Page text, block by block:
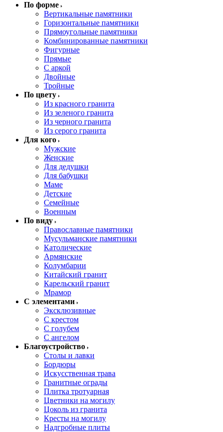
По форме
Вертикальные памятники
Горизонтальные памятники
Прямоугольные памятники
Комбинированные памятники
Фигурные
Прямые
С аркой
Двойные
Тройные
По цвету
Из красного гранита
Из зеленого гранита
Из черного гранита
Из серого гранита
Для кого
Мужские
Женские
Для дедушки
Для бабушки
Маме
Детские
Семейные
Военным
По виду
Православные памятники
Мусульманские памятники
Католические
Армянские
Колумбарии
Китайский гранит
Карельский гранит
Мрамор
С элементами
Эксклюзивные
С крестом
С голубем
С ангелом
Благоустройство
Столы и лавки
Бордюры
Искусственная трава
Гранитные ограды
Плитка тротуарная
Цветники на могилу
Цоколь из гранита
Кресты на могилу
Надгробные плиты